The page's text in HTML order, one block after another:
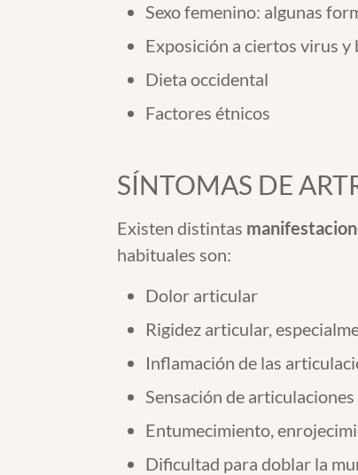
Sexo femenino: algunas
Exposición a ciertos virus
Dieta occidental
Factores étnicos
SÍNTOMAS DE
Existen distintas
habituales son:
Dolor articular
Rigidez articular,
Inflamación de las
Sensación de
Entumecimiento,
Dificultad para doblar la